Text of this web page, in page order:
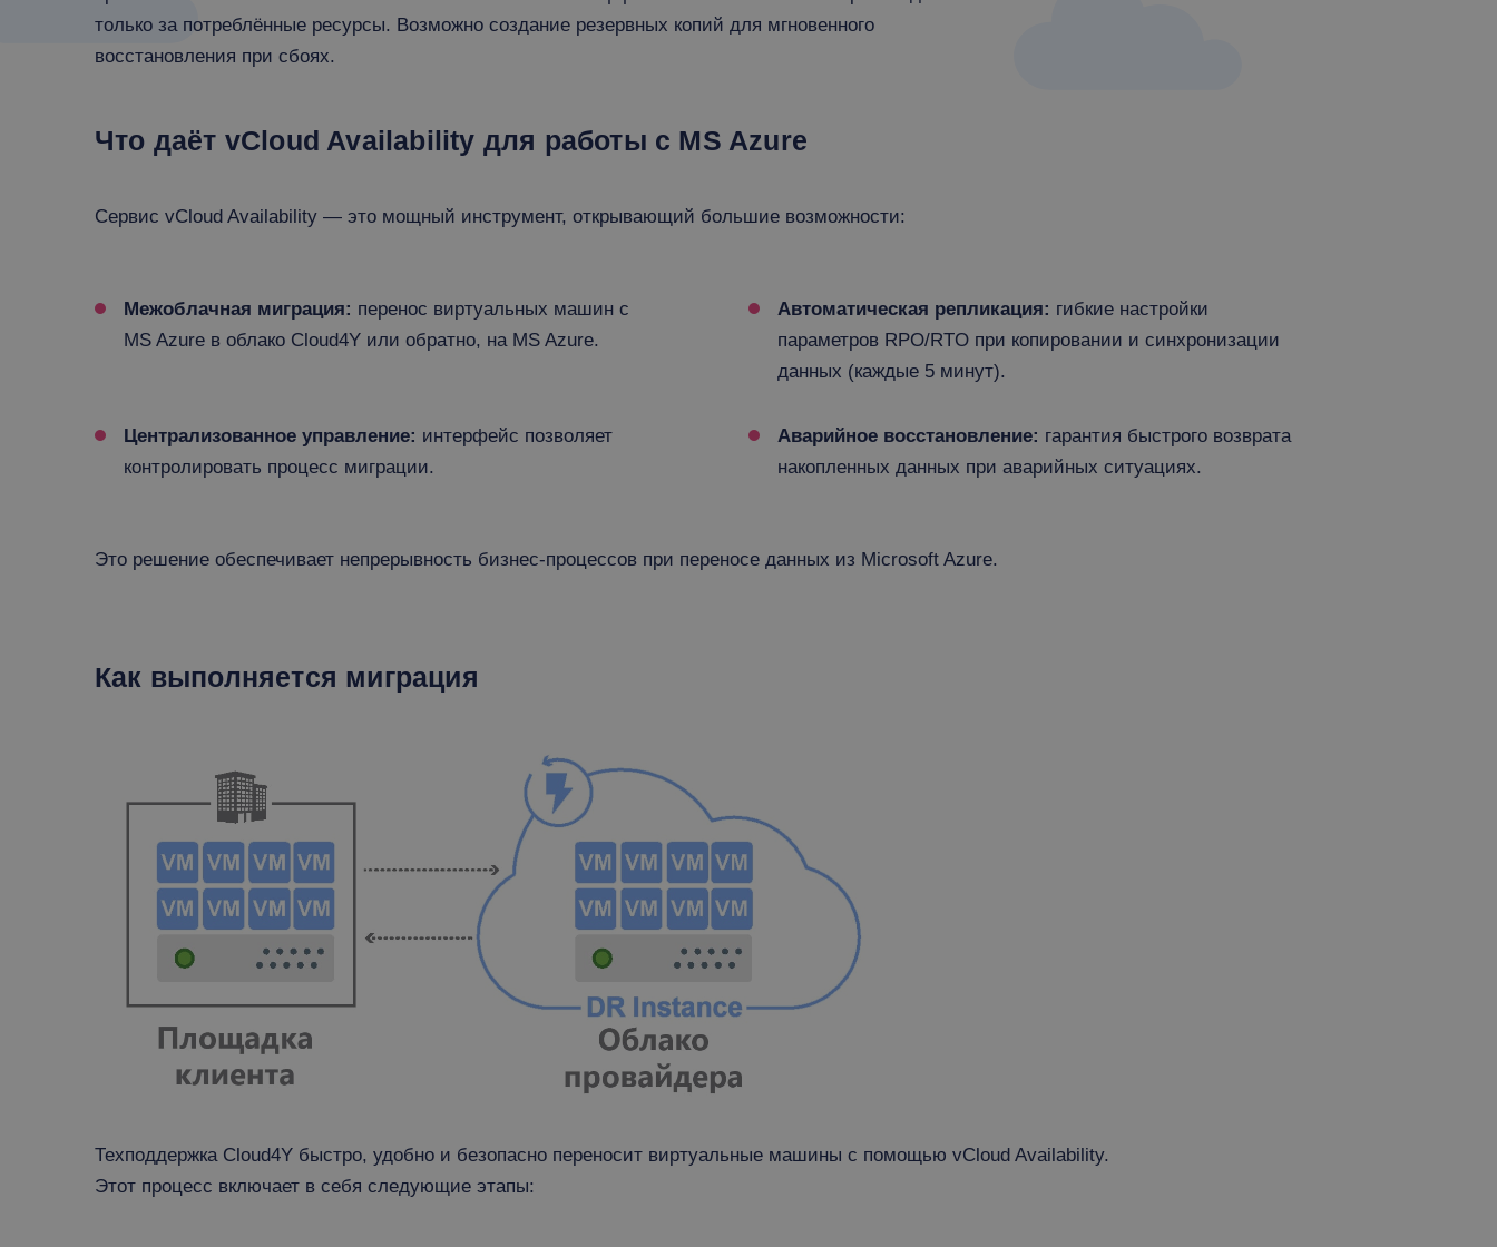
только за потреблённые ресурсы. Возможно создание резервных копий для мгновенного
восстановления при сбоях.
Что даёт vCloud Availability для работы с MS Azure
Сервис vCloud Availability — это мощный инструмент, открывающий большие возможности:
Межоблачная миграция: перенос виртуальных машин с
MS Azure в облако Cloud4Y или обратно, на MS Azure.
Автоматическая репликация: гибкие настройки
параметров RPO/RTO при копировании и синхронизации
данных (каждые 5 минут).
Централизованное управление: интерфейс позволяет
контролировать процесс миграции.
Аварийное восстановление: гарантия быстрого возврата
накопленных данных при аварийных ситуациях.
Это решение обеспечивает непрерывность бизнес-процессов при переносе данных из Microsoft Azure.
Как выполняется миграция
Техподдержка Cloud4Y быстро, удобно и безопасно переносит виртуальные машины с помощью vCloud Availability.
Этот процесс включает в себя следующие этапы: